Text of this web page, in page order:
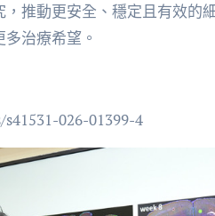
推動更安全、穩定且有效的
治療希望。
026-01399-4